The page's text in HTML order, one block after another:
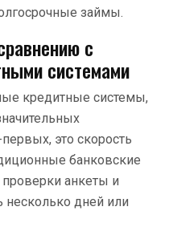
займы.
с
системами
кредитные системы,
это скорость
банковские
анкеты и
несколько дней или